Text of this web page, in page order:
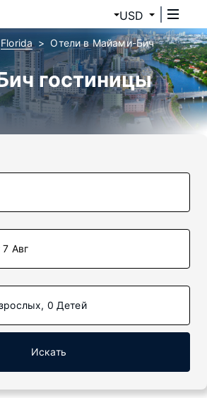
USD
Florida Отели в Майами-Бич
гостиницы
Авг
0 Детей
Искать